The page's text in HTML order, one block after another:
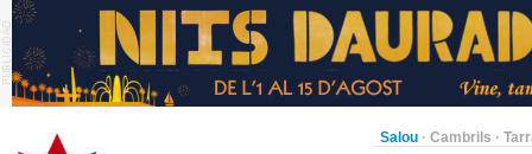
Salou · Cambrils ·